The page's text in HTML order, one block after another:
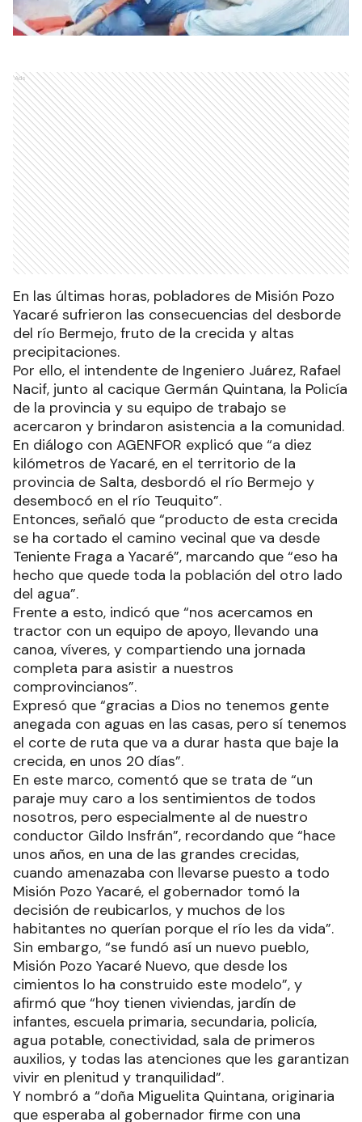
Ads
En las últimas horas, pobladores de Misión Pozo
Yacaré sufrieron las consecuencias del desborde
del río Bermejo, fruto de la crecida y altas
precipitaciones.
Por ello, el intendente de Ingeniero Juárez, Rafael
Nacif, junto al cacique Germán Quintana, la Policía
de la provincia y su equipo de trabajo se
acercaron y brindaron asistencia a la comunidad.
En diálogo con AGENFOR explicó que “a diez
kilómetros de Yacaré, en el territorio de la
provincia de Salta, desbordó el río Bermejo y
desembocó en el río Teuquito”.
Entonces, señaló que “producto de esta crecida
se ha cortado el camino vecinal que va desde
Teniente Fraga a Yacaré”, marcando que “eso ha
hecho que quede toda la población del otro lado
del agua”.
Frente a esto, indicó que “nos acercamos en
tractor con un equipo de apoyo, llevando una
canoa, víveres, y compartiendo una jornada
completa para asistir a nuestros
comprovincianos”.
Expresó que “gracias a Dios no tenemos gente
anegada con aguas en las casas, pero sí tenemos
el corte de ruta que va a durar hasta que baje la
crecida, en unos 20 días”.
En este marco, comentó que se trata de “un
paraje muy caro a los sentimientos de todos
nosotros, pero especialmente al de nuestro
conductor Gildo Insfrán”, recordando que “hace
unos años, en una de las grandes crecidas,
cuando amenazaba con llevarse puesto a todo
Misión Pozo Yacaré, el gobernador tomó la
decisión de reubicarlos, y muchos de los
habitantes no querían porque el río les da vida”.
Sin embargo, “se fundó así un nuevo pueblo,
Misión Pozo Yacaré Nuevo, que desde los
cimientos lo ha construido este modelo”, y
afirmó que “hoy tienen viviendas, jardín de
infantes, escuela primaria, secundaria, policía,
agua potable, conectividad, sala de primeros
auxilios, y todas las atenciones que les garantizan
vivir en plenitud y tranquilidad”.
Y nombró a “doña Miguelita Quintana, originaria
que esperaba al gobernador firme con una